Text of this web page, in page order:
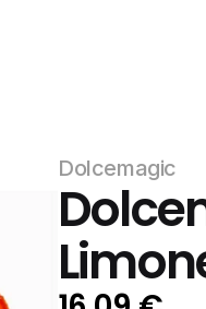
Dolcemagic